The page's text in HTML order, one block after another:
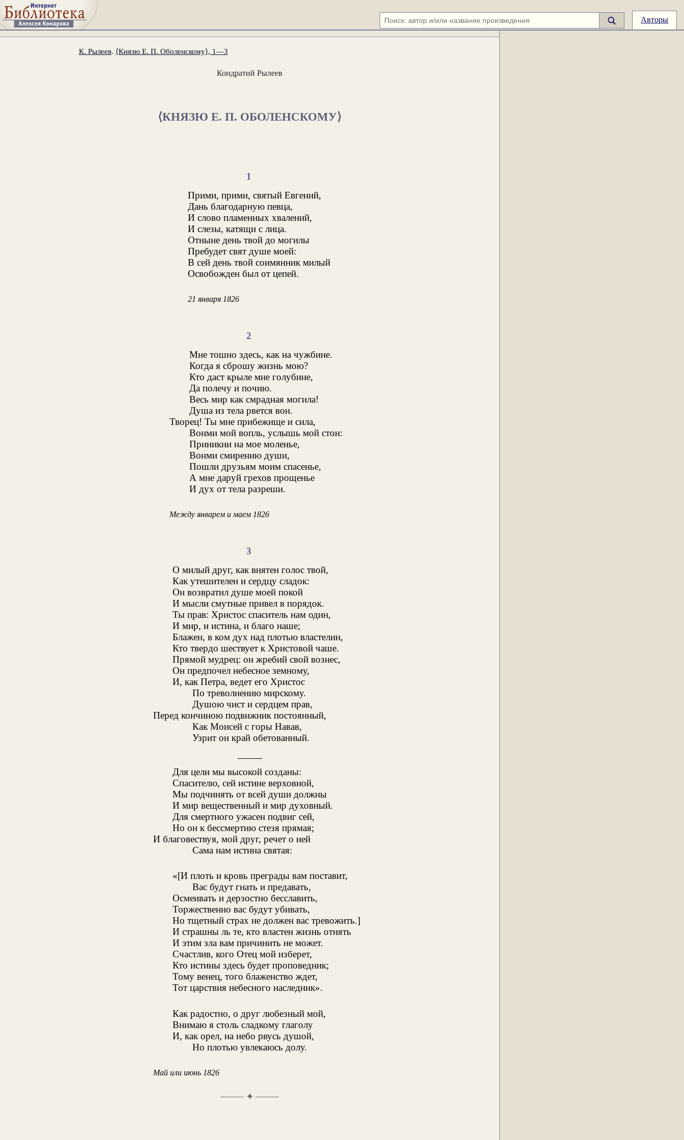
Авторы
К. Рылеев. ⟨Князю Е. П. Оболенскому⟩, 1—3
Кондратий Рылеев
⟨КНЯЗЮ Е. П. ОБОЛЕНСКОМУ⟩
1
Прими, прими, святый Евгений,
Дань благодарную певца,
И слово пламенных хвалений,
И слезы, катящи с лица.
Отныне день твой до могилы
Пребудет свят душе моей:
В сей день твой соимянник милый
Освобожден был от цепей.
21 января 1826
2
Мне тошно здесь, как на чужбине.
Когда я сброшу жизнь мою?
Кто даст крыле мне голубине,
Да полечу и почию.
Весь мир как смрадная могила!
Душа из тела рвется вон.
Творец! Ты мне прибежище и сила,
Вонми мой вопль, услышь мой стон:
Приникни на мое моленье,
Вонми смирению души,
Пошли друзьям моим спасенье,
А мне даруй грехов прощенье
И дух от тела разреши.
Между январем и маем 1826
3
О милый друг, как внятен голос твой,
Как утешителен и сердцу сладок:
Он возвратил душе моей покой
И мысли смутные привел в порядок.
Ты прав: Христос спаситель нам один,
И мир, и истина, и благо наше;
Блажен, в ком дух над плотью властелин,
Кто твердо шествует к Христовой чаше.
Прямой мудрец: он жребий свой вознес,
Он предпочел небесное земному,
И, как Петра, ведет его Христос
По треволнению мирскому.
Душою чист и сердцем прав,
Перед кончиною подвижник постоянный,
Как Моисей с горы Навав,
Узрит он край обетованный.
Для цели мы высокой созданы:
Спасителю, сей истине верховной,
Мы подчинять от всей души должны
И мир вещественный и мир духовный.
Для смертного ужасен подвиг сей,
Но он к бессмертию стезя прямая;
И благовествуя, мой друг, речет о ней
Сама нам истина святая:
«[И плоть и кровь преграды вам поставит,
Вас будут гнать и предавать,
Осмеивать и дерзостно бесславить,
Торжественно вас будут убивать,
Но тщетный страх не должен вас тревожить.]
И страшны ль те, кто властен жизнь отнять
И этим зла вам причинить не может.
Счастлив, кого Отец мой изберет,
Кто истины здесь будет проповедник;
Тому венец, того блаженство ждет,
Тот царствия небесного наследник».
Как радостно, о друг любезный мой,
Внимаю я столь сладкому глаголу
И, как орел, на небо рвусь душой,
Но плотью увлекаюсь долу.
Май или июнь 1826
✦